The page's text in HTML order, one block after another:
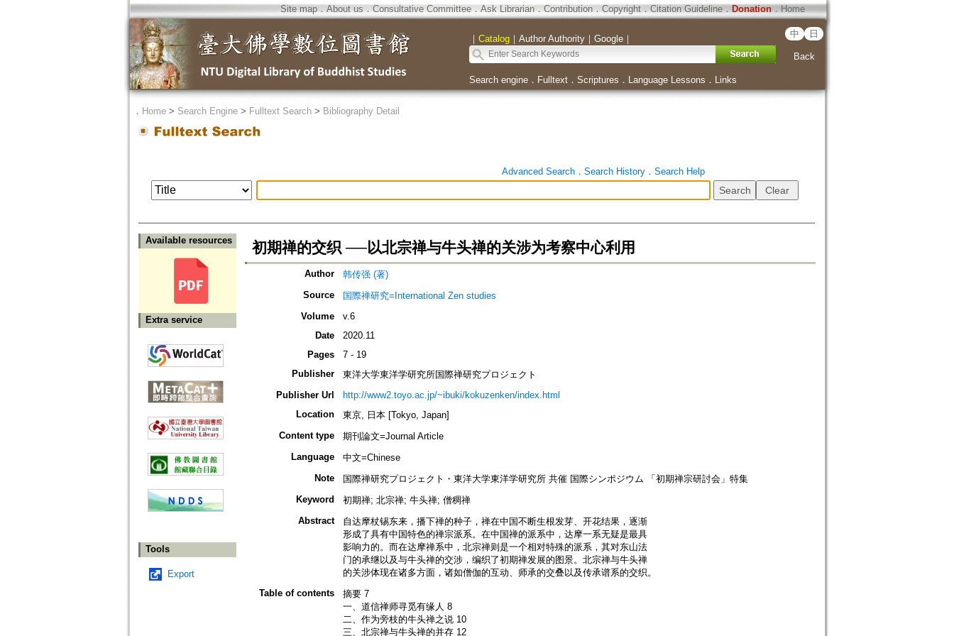
Site map．About us ． Consultative Committee． Ask Librarian． Contribution．Copyright．Citation Guideline． Donation．Home
｜ Catalog｜ Author Authority｜ Google｜ 中 日
Back
Search engine． Fulltext． Scriptures ． Language Lessons ． Links
． Home> Search Engine> Fulltext Search> Bibliography Detail
Advanced Search． Search History． Search Help
Available resources
Extra service
Tools
Export
初期禅的交织 ──以北宗禅与牛头禅的关涉为考察中心利用
Author
韩传强 (著)
Source
国際禅研究=International Zen studies
Volume
v.6
Date
2020.11
Pages
7 - 19
Publisher
東洋大学東洋学研究所国際禅研究プロジェクト
Publisher Url
http://www2.toyo.ac.jp/~ibuki/kokuzenken/index.html
Location
東京, 日本 [Tokyo, Japan]
Content type
期刊論文=Journal Article
Language
中文=Chinese
Note
国際禅研究プロジェクト・東洋大学東洋学研究所 共催 国際シンポジウム 「初期禅宗研討会」特集
Keyword
初期禅; 北宗禅; 牛头禅; 僧稠禅
Abstract
自达摩杖锡东来，播下禅的种子，禅在中国不断生根发芽、开花结果，逐渐
形成了具有中国特色的禅宗派系。在中国禅的派系中，达摩一系无疑是最具
影响力的。而在达摩禅系中，北宗禅则是一个相对特殊的派系，其对东山法
门的承继以及与牛头禅的交涉，编织了初期禅发展的图景。北宗禅与牛头禅
的关涉体现在诸多方面，诸如僧伽的互动、师承的交叠以及传承谱系的交织。
Table of contents
摘要 7
一、道信禅师寻觅有缘人 8
二、作为旁枝的牛头禅之说 10
三、北宗禅与牛头禅的并存 12